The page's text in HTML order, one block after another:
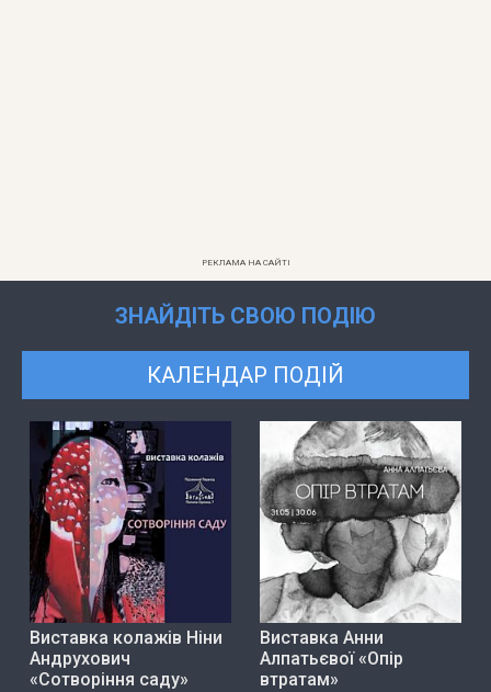
РЕКЛАМА НА САЙТІ
ЗНАЙДІТЬ СВОЮ ПОДІЮ
КАЛЕНДАР ПОДІЙ
Виставка колажів Ніни
Андрухович
«Сотворіння саду»
Виставка Анни
Алпатьєвої «Опір
втратам»